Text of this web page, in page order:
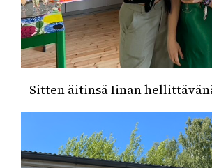
Sitten äitinsä Iinan